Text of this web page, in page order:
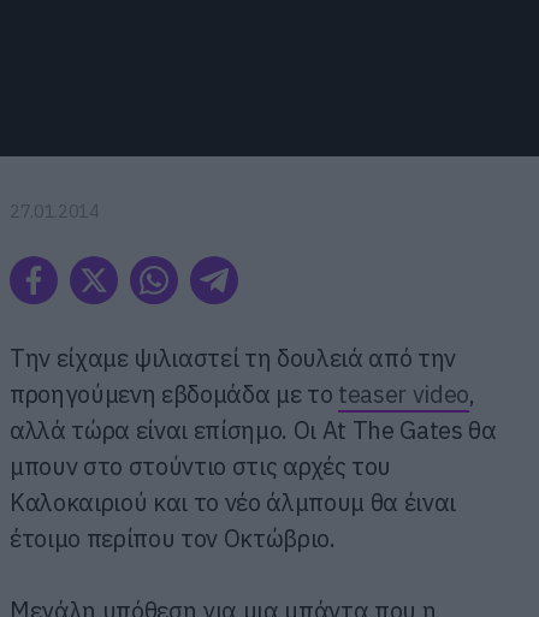
27.01.2014
Την είχαμε ψιλιαστεί τη δουλειά από την
προηγούμενη εβδομάδα με το teaser video,
αλλά τώρα είναι επίσημο. Οι At The Gates θα
μπουν στο στούντιο στις αρχές του
Καλοκαιριού και το νέο άλμπουμ θα έιναι
έτοιμο περίπου τον Οκτώβριο.
Μεγάλη υπόθεση για μια μπάντα που η